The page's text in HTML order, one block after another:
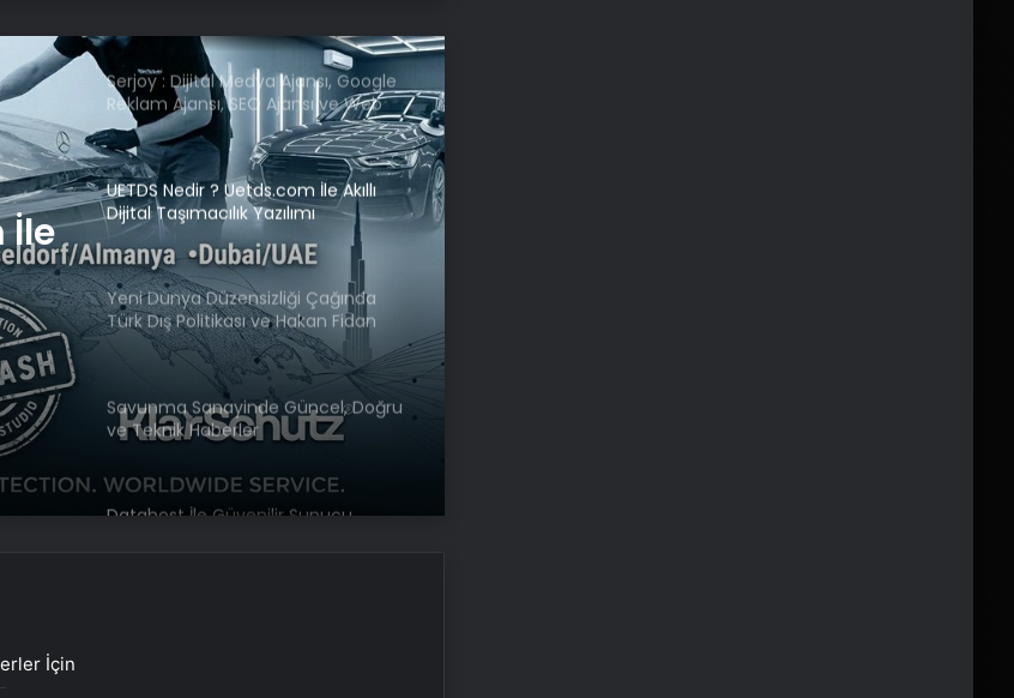
İle
Serjoy : Dijital Medya Ajansı, Google
Reklam Ajansı, SEO Ajansı ve Web
Tasarım Ajansı
UETDS Nedir ? Uetds.com İle Akıllı
Dijital Taşımacılık Yazılımı
Yeni Dünya Düzensizliği Çağında
Türk Dış Politikası ve Hakan Fidan
Faktörü
Savunma Sanayinde Güncel, Doğru
ve Teknik Haberler
Datahost İle Güvenilir Sunucu
İçin